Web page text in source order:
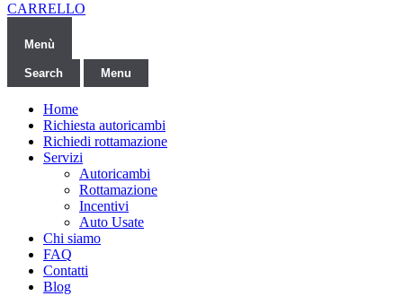
CARRELLO
Menù
Search Menu
Home
Richiesta autoricambi
Richiedi rottamazione
Servizi
Autoricambi
Rottamazione
Incentivi
Auto Usate
Chi siamo
FAQ
Contatti
Blog